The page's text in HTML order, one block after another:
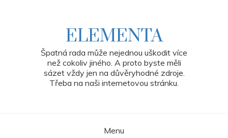
ELEMENTA
Špatná rada může nejednou uškodit více
než cokoliv jiného. A proto byste měli
sázet vždy jen na důvěryhodné zdroje.
Třeba na naši internetovou stránku.
Menu